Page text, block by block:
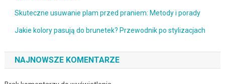
Skuteczne usuwanie plam przed praniem: Metody i porady
Jakie kolory pasują do brunetek? Przewodnik po stylizacjach
NAJNOWSZE KOMENTARZE